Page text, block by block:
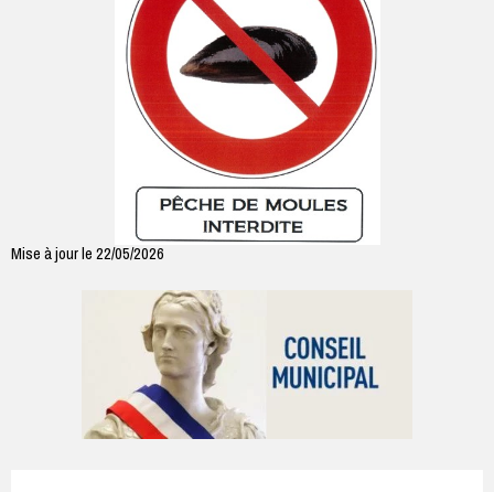
Mise à jour le 22/05/2026